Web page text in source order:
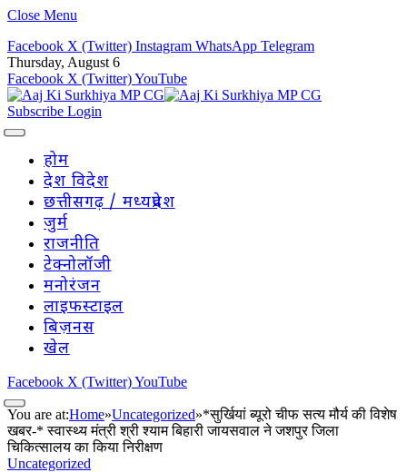
Close Menu
Facebook X (Twitter) Instagram WhatsApp Telegram
Thursday, August 6
Facebook X (Twitter)YouTube
Subscribe Login
होम
देश विदेश
छत्तीसगढ़ / मध्यप्रदेश
जुर्म
राजनीति
टेक्नोलॉजी
मनोरंजन
लाइफस्टाइल
बिज़नस
खेल
Facebook X (Twitter)YouTube
You are at:Home»Uncategorized»*सुर्खियां ब्यूरो चीफ सत्य मौर्य की विशेष
खबर-* स्वास्थ्य मंत्री श्री श्याम बिहारी जायसवाल ने जशपुर जिला
चिकित्सालय का किया निरीक्षण
Uncategorized